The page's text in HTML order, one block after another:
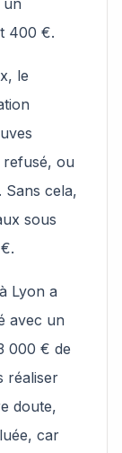
400 €.
le
refusé, ou
Sans cela,
sous
Lyon a
avec un
000 € de
réaliser
doute,
car